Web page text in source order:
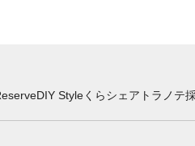
DIY Styleくらシェア トラノテ